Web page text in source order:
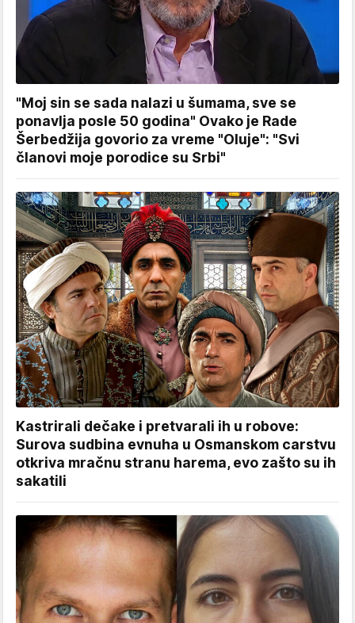
"Moj sin se sada nalazi u šumama, sve se
ponavlja posle 50 godina" Ovako je Rade
Šerbedžija govorio za vreme "Oluje": "Svi
članovi moje porodice su Srbi"
Kastrirali dečake i pretvarali ih u robove:
Surova sudbina evnuha u Osmanskom carstvu
otkriva mračnu stranu harema, evo zašto su ih
sakatili